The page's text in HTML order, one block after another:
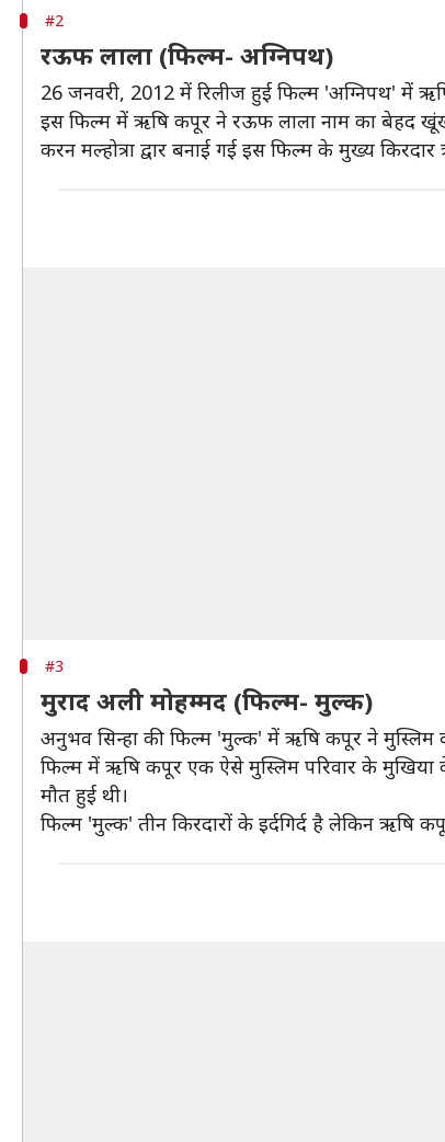
#2
रऊफ लाला (फिल्म- अग्निपथ)
26 जनवरी, 2012 में रिलीज हुई फिल्म 'अग्निपथ' में
इस फिल्म में ऋषि कपूर ने रऊफ लाला नाम का बेहद
करन मल्होत्रा द्वार बनाई गई इस फिल्म के मुख्य
#3
मुराद अली मोहम्मद (फिल्म- मुल्क)
अनुभव सिन्हा की फिल्म 'मुल्क' में ऋषि कपूर ने मुस्लिम
फिल्म में ऋषि कपूर एक ऐसे मुस्लिम परिवार के
मौत हुई थी।
फिल्म 'मुल्क' तीन किरदारों के इर्दगिर्द है लेकिन ऋषि